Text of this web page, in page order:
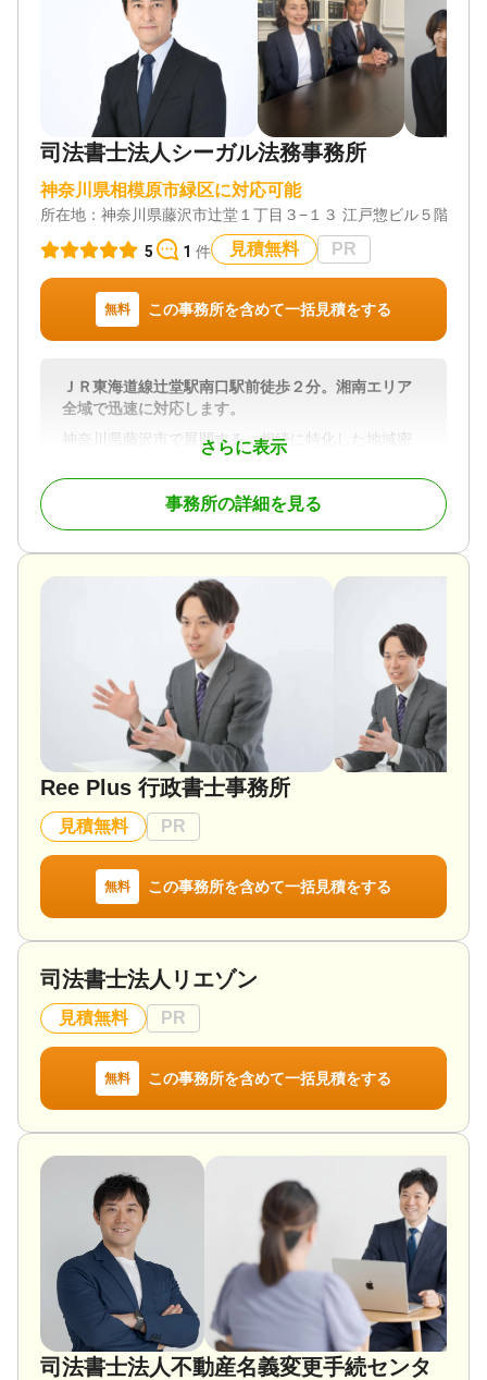
棄 / 成年後見 / 相続手続き / 銀行手続き / 戸籍収集 /
相続人調査 / 生前贈与（不動産名義変更）
対応体制
電話相談可 / 訪問可 / 女性スタッフ対応可 / 土日相談
可 / 初回相談無料 / 18時以降相談可 / 事務所面談可
司法書士法人シーガル法務事務所
神奈川県相模原市緑区に対応可能
所在地： 神奈川県藤沢市辻堂１丁目３−１３ 江戸惣ビル５階
5 1 件 見積無料 PR
無料 この事務所を含めて一括見積をする
さらに表示
ＪＲ東海道線辻堂駅南口駅前徒歩２分。湘南エリア
全域で迅速に対応します。
神奈川県藤沢市で展開する、相続に特化した地域密
着型の司法書士事務所。依頼者の声に耳を傾けるこ
とを第一とする姿勢で、累計相談数は2.000件超と圧
倒的な実績となっています。男女両方の司法書士が
在籍し、どんな些細なことでも話せる身近な相談者
対応、家族信託などの生前対策も魅力です。
神奈川県全域（藤沢市、茅ヶ崎市、寒川町、鎌倉
市、逗子市、横須賀市、平塚市、小田原市、大磯
町、二宮町、秦野市、綾瀬市 他）
遺言書 / 遺産分割 / 生前贈与 / 相続財産調査 / 相続登
記 / 相続放棄 / 成年後見 / 家族信託 / 相続手続き / 銀
名義変更）
訪問可 / 女性スタッフ対応可 / 土日相談可 / 初回相談
無料 / 18時以降相談可 / オンライン面談可 / 事務所面
事務所の詳細を見る
Ree Plus 行政書士事務所
見積無料 PR
無料 この事務所を含めて一括見積をする
司法書士法人リエゾン
見積無料 PR
無料 この事務所を含めて一括見積をする
司法書士法人不動産名義変更手続センタ